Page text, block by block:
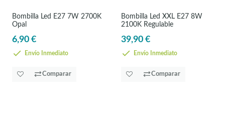
Bombilla Led E27 7W 2700K
Opal
6,90 €
Envío Inmediato
Comparar
Bombilla Led XXL E27 8W
2100K Regulable
39,90 €
Envío Inmediato
Comparar